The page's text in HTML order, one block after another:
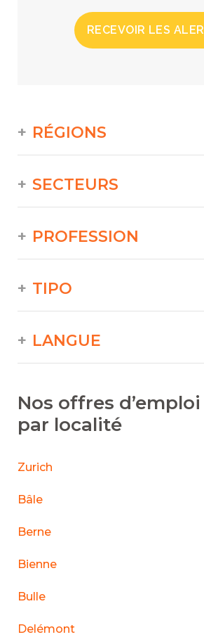
RECEVOIR LES
RÉGIONS
SECTEURS
PROFESSION
TIPO
LANGUE
Nos offres
par localité
Zurich
Bâle
Berne
Bienne
Bulle
Delémont